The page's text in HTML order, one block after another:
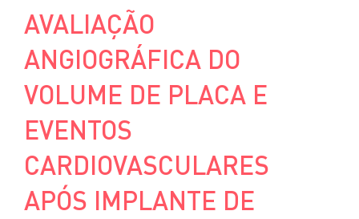
AVALIAÇÃO
ANGIOGRÁFICA DO
VOLUME DE PLACA E
EVENTOS
CARDIOVASCULARES
APÓS IMPLANTE DE